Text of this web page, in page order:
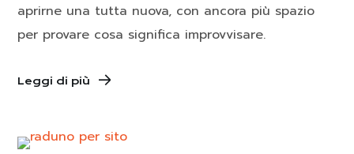
aprirne una tutta nuova, con ancora più spazio
per provare cosa significa improvvisare.
Leggi di più